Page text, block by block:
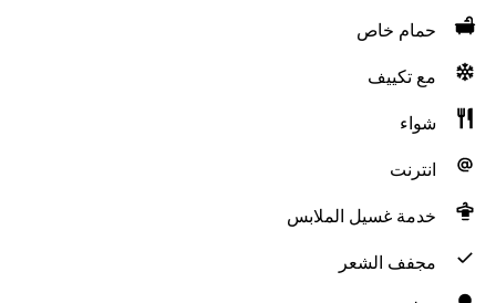
حمام خاص
مع تكييف
شواء
انترنت
خدمة غسيل الملابس
مجفف الشعر